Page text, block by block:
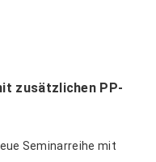
zusätzlichen PP-
Seminarreihe mit